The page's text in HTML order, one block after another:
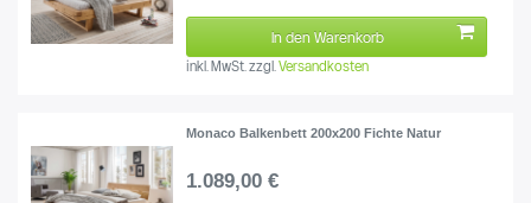
In den Warenkorb
inkl. MwSt. zzgl.Versandkosten
Monaco Balkenbett 200x200 Fichte Natur
1.089,00 €